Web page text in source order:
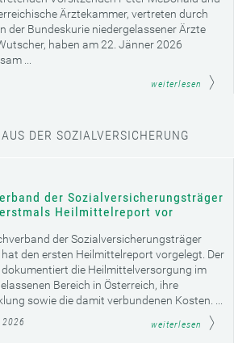
Ärztekammer, vertreten durch
der Bundeskurie niedergelassener Ärzte
haben am 22. Jänner 2026
...
weiterlesen
DER SOZIALVERSICHERUNG
der Sozialversicherungsträger
Heilmittelreport vor
der Sozialversicherungsträger
hat den ersten Heilmittelreport vorgelegt. Der
die Heilmittelversorgung im
Bereich in Österreich, ihre
sowie die damit verbundenen Kosten. ...
weiterlesen